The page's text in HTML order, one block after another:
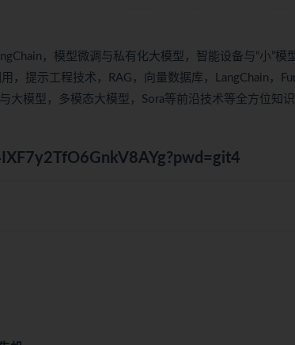
，模型微调与私有化大模型 ，智能设备与“小”模
，提示工程技术，RAG，向量数据库，LangChain，
大模型，多模态大模型，Sora等前沿技术等全方位知